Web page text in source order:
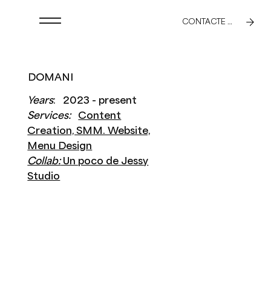
CONTACTE AHORA
DOMANI
Years: 2023 - present
Services:
Content
Creation, SMM. Website,
Menu Design
Collab:Un poco de Jessy
Studio